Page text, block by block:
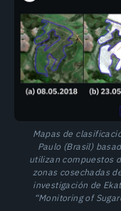
Mapas de
Paulo (Brasil)
utilizan compuestos
zonas cosechadas
investigación de
“Monitoring of